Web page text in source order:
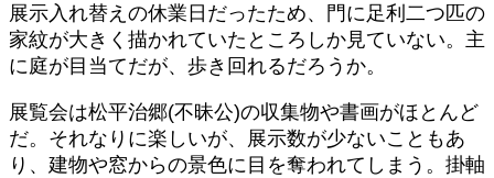
展示入れ替えの休業日だったため、門に足利二つ匹の
家紋が大きく描かれていたところしか見ていない。主
に庭が目当てだが、歩き回れるだろうか。
展覧会は松平治郷(不昧公)の収集物や書画がほとんど
だ。それなりに楽しいが、展示数が少ないこともあ
り、建物や窓からの景色に目を奪われてしまう。掛軸